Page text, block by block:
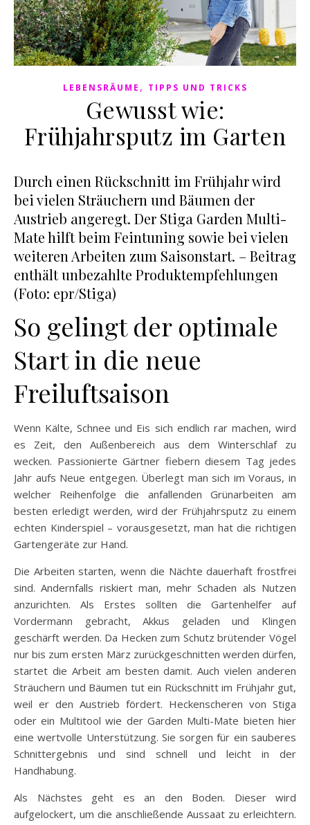
LEBENSRÄUME , TIPPS UND TRICKS
Gewusst wie:
Frühjahrsputz im Garten
Durch einen Rückschnitt im Frühjahr wird
bei vielen Sträuchern und Bäumen der
Austrieb angeregt. Der Stiga Garden Multi-
Mate hilft beim Feintuning sowie bei vielen
weiteren Arbeiten zum Saisonstart. – Beitrag
enthält unbezahlte Produktempfehlungen
(Foto: epr/Stiga)
So gelingt der optimale
Start in die neue
Freiluftsaison
Wenn Kälte, Schnee und Eis sich endlich rar machen, wird
es Zeit, den Außenbereich aus dem Winterschlaf zu
wecken. Passionierte Gärtner fiebern diesem Tag jedes
Jahr aufs Neue entgegen. Überlegt man sich im Voraus, in
welcher Reihenfolge die anfallenden Grünarbeiten am
besten erledigt werden, wird der Frühjahrsputz zu einem
echten Kinderspiel – vorausgesetzt, man hat die richtigen
Gartengeräte zur Hand.
Die Arbeiten starten, wenn die Nächte dauerhaft frostfrei
sind. Andernfalls riskiert man, mehr Schaden als Nutzen
anzurichten. Als Erstes sollten die Gartenhelfer auf
Vordermann gebracht, Akkus geladen und Klingen
geschärft werden. Da Hecken zum Schutz brütender Vögel
nur bis zum ersten März zurückgeschnitten werden dürfen,
startet die Arbeit am besten damit. Auch vielen anderen
Sträuchern und Bäumen tut ein Rückschnitt im Frühjahr gut,
weil er den Austrieb fördert. Heckenscheren von Stiga
oder ein Multitool wie der Garden Multi-Mate bieten hier
eine wertvolle Unterstützung. Sie sorgen für ein sauberes
Schnittergebnis und sind schnell und leicht in der
Handhabung.
Als Nächstes geht es an den Boden. Dieser wird
aufgelockert, um die anschließende Aussaat zu erleichtern.